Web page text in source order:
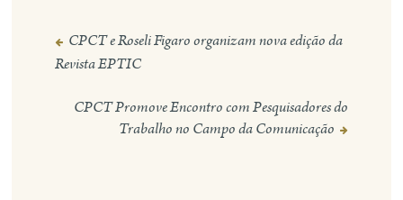
Navegação
Post
CPCT e Roseli Figaro organizam nova edição da
Revista EPTIC
CPCT Promove Encontro com Pesquisadores do
Trabalho no Campo da Comunicação